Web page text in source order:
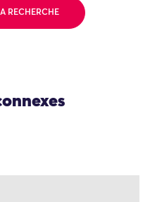
RECHERCHE